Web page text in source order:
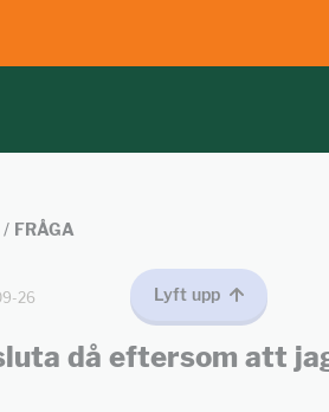
/ FRÅGA
26 Lyft upp
då eftersom att